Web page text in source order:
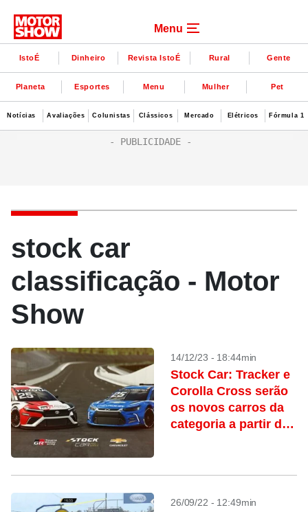
Menu
IstoÉ Dinheiro Revista IstoÉ Rural Gente
Planeta Esportes Menu Mulher Pet
Notícias Avaliações Colunistas Clássicos Mercado Elétricos Fórmula 1
stock car
classificação - Motor
Show
14/12/23 - 18:44min
Stock Car: Tracker e
Corolla Cross serão
os novos carros da
categoria a partir de
26/09/22 - 12:49min